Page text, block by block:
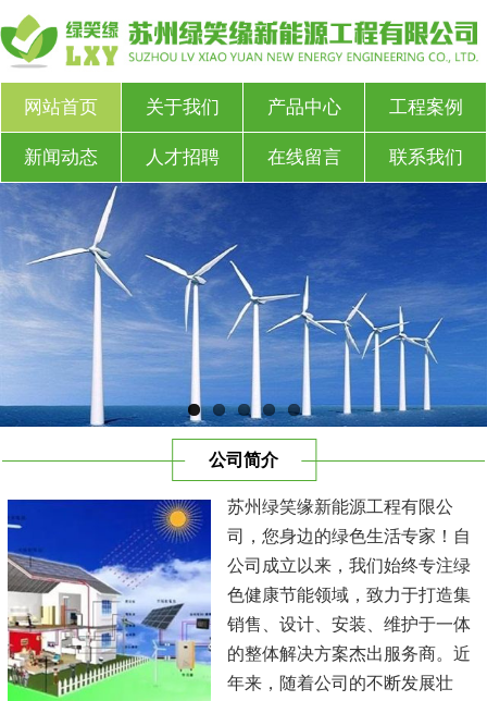
网站首页 关于我们 产品中心 工程案例
新闻动态 人才招聘 在线留言 联系我们
公司简介
苏州绿笑缘新能源工程有限公
司，您身边的绿色生活专家！自
公司成立以来，我们始终专注绿
色健康节能领域，致力于打造集
销售、设计、安装、维护于一体
的整体解决方案杰出服务商。近
年来，随着公司的不断发展壮